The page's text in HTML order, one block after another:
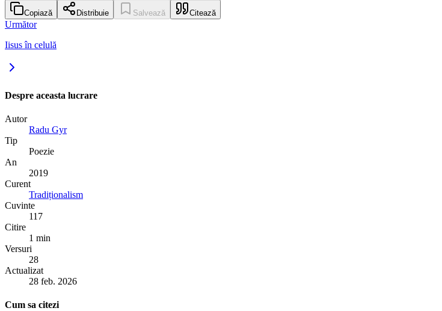
Copiază Distribuie Salvează Citează
Următor
Iisus în celulă
Despre aceasta lucrare
Autor
Radu Gyr
Tip
Poezie
An
2019
Curent
Tradiționalism
Cuvinte
117
Citire
1 min
Versuri
28
Actualizat
28 feb. 2026
Cum sa citezi